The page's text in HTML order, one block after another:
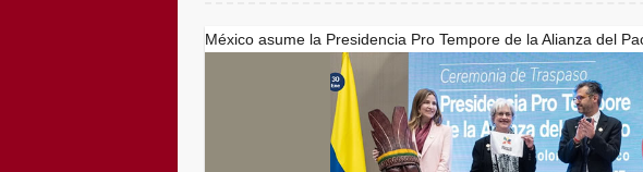
México asume la Presidencia Pro Tempore de la Alianza del